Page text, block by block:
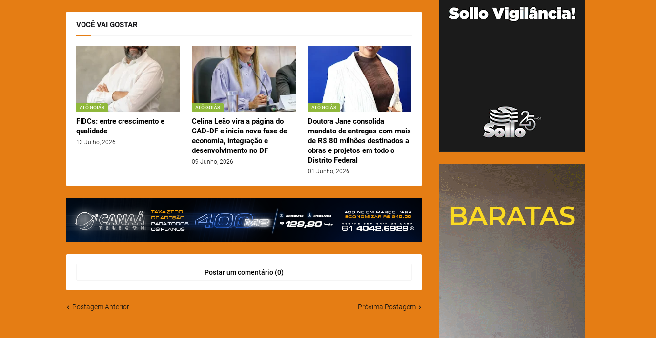
VOCÊ VAI GOSTAR
ALÔ GOIÁS
FIDCs: entre crescimento e
qualidade
13 Julho, 2026
ALÔ GOIÁS
Celina Leão vira a página do
CAD-DF e inicia nova fase de
economia, integração e
desenvolvimento no DF
09 Junho, 2026
ALÔ GOIÁS
Doutora Jane consolida
mandato de entregas com mais
de R$ 80 milhões destinados a
obras e projetos em todo o
Distrito Federal
01 Junho, 2026
Postar um comentário (0)
Postagem Anterior Próxima Postagem